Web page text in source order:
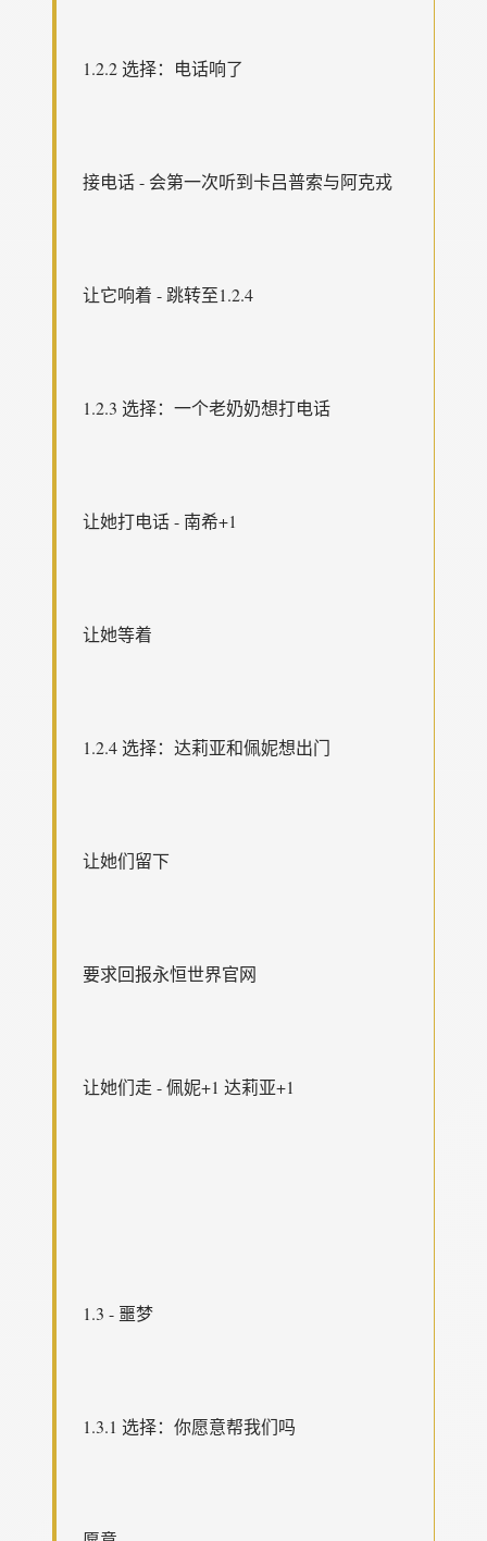
1.2.2 选择：电话响了
接电话 - 会第一次听到卡吕普索与阿克戎
让它响着 - 跳转至1.2.4
1.2.3 选择：一个老奶奶想打电话
让她打电话 - 南希+1
让她等着
1.2.4 选择：达莉亚和佩妮想出门
让她们留下
要求回报永恒世界官网
让她们走 - 佩妮+1 达莉亚+1
1.3 - 噩梦
1.3.1 选择：你愿意帮我们吗